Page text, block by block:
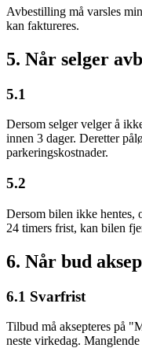
Avbestilling må varsles
kan faktureres.
5. Når selger
5.1
Dersom selger velger å
innen 3 dager. Deretter
parkeringskostnader.
5.2
Dersom bilen ikke hentes,
24 timers frist, kan bilen
6. Når bud
6.1 Svarfrist
Tilbud må aksepteres på
neste virkedag.